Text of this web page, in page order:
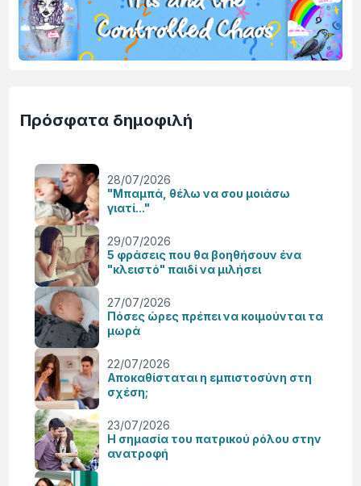
Πρόσφατα δημοφιλή
"Μπαμπά, θέλω να σου μοιάσω
γιατί..."
28/07/2026
5 φράσεις που θα βοηθήσουν ένα
"κλειστό" παιδί να μιλήσει
29/07/2026
Πόσες ώρες πρέπει να κοιμούνται τα
μωρά
27/07/2026
Αποκαθίσταται η εμπιστοσύνη στη
σχέση;
22/07/2026
Η σημασία του πατρικού ρόλου στην
ανατροφή
23/07/2026